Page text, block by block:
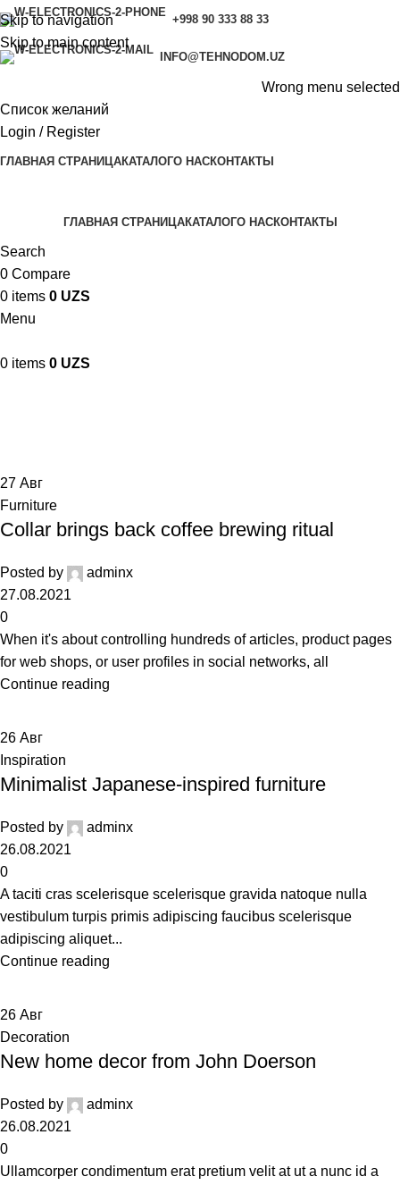
Skip to navigation
Skip to main content
+998 90 333 88 33
INFO@TEHNODOM.UZ
Wrong menu selected
Список желаний
Login / Register
ГЛАВНАЯ СТРАНИЦАКАТАЛОГО НАСКОНТАКТЫ
ГЛАВНАЯ СТРАНИЦАКАТАЛОГО НАСКОНТАКТЫ
Search
0 Compare
0 items 0 UZS
Menu
0 items 0 UZS
27 Авг
Furniture
Collar brings back coffee brewing ritual
Posted by
adminx
27.08.2021
0
When it's about controlling hundreds of articles, product pages
for web shops, or user profiles in social networks, all
Continue reading
26 Авг
Inspiration
Minimalist Japanese-inspired furniture
Posted by
adminx
26.08.2021
0
A taciti cras scelerisque scelerisque gravida natoque nulla
vestibulum turpis primis adipiscing faucibus scelerisque
adipiscing aliquet...
Continue reading
26 Авг
Decoration
New home decor from John Doerson
Posted by
adminx
26.08.2021
0
Ullamcorper condimentum erat pretium velit at ut a nunc id a